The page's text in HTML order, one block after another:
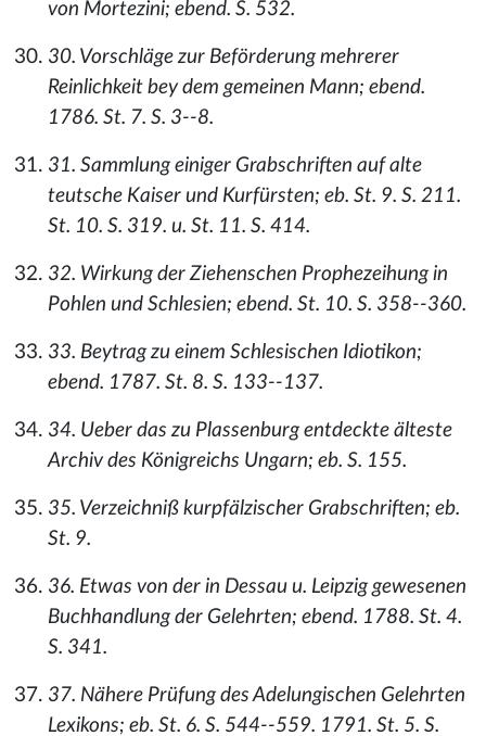
von Mortezini; ebend. S. 532.
30. Vorschläge zur Beförderung mehrerer
Reinlichkeit bey dem gemeinen Mann; ebend.
1786. St. 7. S. 3--8.
31. Sammlung einiger Grabschriften auf alte
teutsche Kaiser und Kurfürsten; eb. St. 9. S. 211.
St. 10. S. 319. u. St. 11. S. 414.
32. Wirkung der Ziehenschen Prophezeihung in
Pohlen und Schlesien; ebend. St. 10. S. 358--360.
33. Beytrag zu einem Schlesischen Idiotikon;
ebend. 1787. St. 8. S. 133--137.
34. Ueber das zu Plassenburg entdeckte älteste
Archiv des Königreichs Ungarn; eb. S. 155.
35. Verzeichniß kurpfälzischer Grabschriften; eb.
St. 9.
36. Etwas von der in Dessau u. Leipzig gewesenen
Buchhandlung der Gelehrten; ebend. 1788. St. 4.
S. 341.
37. Nähere Prüfung des Adelungischen Gelehrten
Lexikons; eb. St. 6. S. 544--559. 1791. St. 5. S.